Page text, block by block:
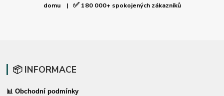
domu | ✅180 000+ spokojených zákazníků
📦 INFORMACE
📊 Obchodní podmínky